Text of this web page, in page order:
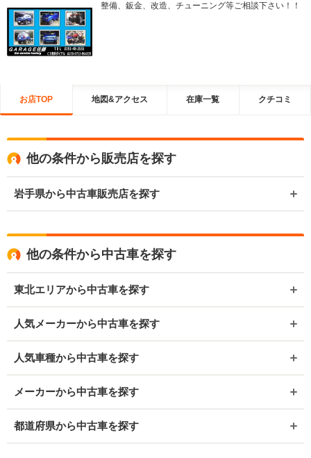
整備、鈑金、改造、チューニング等ご相談下さい！！
お店TOP 地図&アクセス 在庫一覧 クチコミ
他の条件から販売店を探す
岩手県から中古車販売店を探す
他の条件から中古車を探す
東北エリアから中古車を探す
人気メーカーから中古車を探す
人気車種から中古車を探す
メーカーから中古車を探す
都道府県から中古車を探す